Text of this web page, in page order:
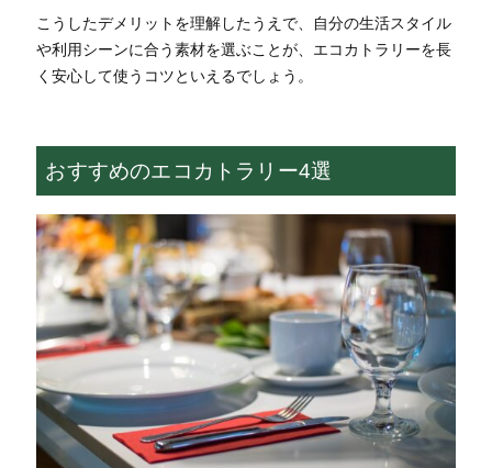
こうしたデメリットを理解したうえで、自分の生活スタイル
や利用シーンに合う素材を選ぶことが、エコカトラリーを長
く安心して使うコツといえるでしょう。
おすすめのエコカトラリー4選